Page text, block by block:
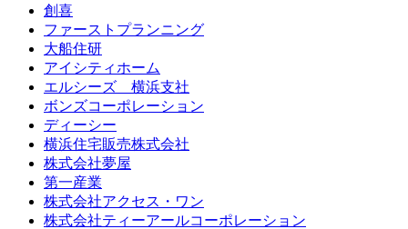
創喜
ファーストプランニング
大船住研
アイシティホーム
エルシーズ 横浜支社
ボンズコーポレーション
ディーシー
横浜住宅販売株式会社
株式会社夢屋
第一産業
株式会社アクセス・ワン
株式会社ティーアールコーポレーション